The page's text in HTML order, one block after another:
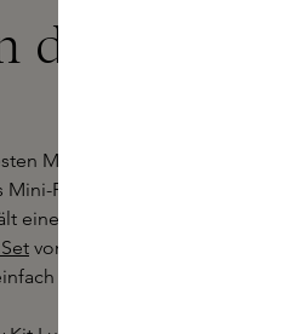
besten
Mini-Parfümsets Ihrer
Parfümset von Maison
eine Auswahl der acht
von Maison Francis Kurkdjian
mitnehmen möchten.